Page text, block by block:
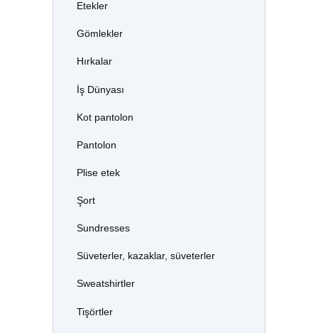
Etekler
Gömlekler
Hırkalar
İş Dünyası
Kot pantolon
Pantolon
Plise etek
Şort
Sundresses
Süveterler, kazaklar, süveterler
Sweatshirtler
Tişörtler